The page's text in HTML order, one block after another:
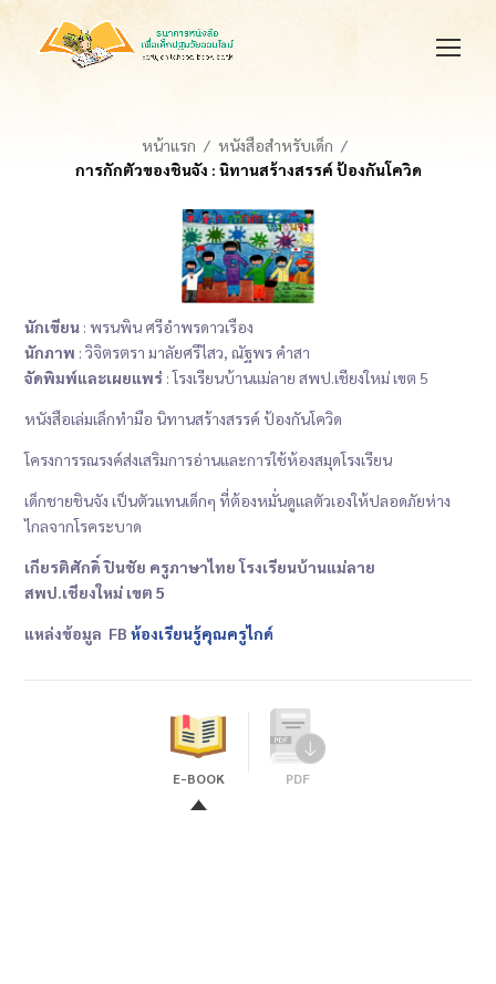
หน้าแรก
หนังสือสำหรับเด็ก
การกักตัวของชินจัง : นิทานสร้างสรรค์ ป้องกันโควิด
นักเขียน : พรนพิน ศรีอำพรดาวเรือง
นักภาพ : วิจิตรตรา มาลัยศรีไสว, ณัฐพร คำสา
จัดพิมพ์และเผยแพร่ : โรงเรียนบ้านแม่ลาย สพป.เชียงใหม่ เขต 5
หนังสือเล่มเล็กทำมือ นิทานสร้างสรรค์ ป้องกันโควิด
โครงการรณรงค์ส่งเสริมการอ่านและการใช้ห้องสมุดโรงเรียน
เด็กชายชินจัง เป็นตัวแทนเด็กๆ ที่ต้องหมั่นดูแลตัวเองให้ปลอดภัยห่าง
ไกลจากโรคระบาด
เกียรติศักดิ์ ปินชัย ครูภาษาไทย โรงเรียนบ้านแม่ลาย
สพป.เชียงใหม่ เขต 5
แหล่งข้อมูล FBห้องเรียนรู้คุณครูไกด์
E-BOOK PDF